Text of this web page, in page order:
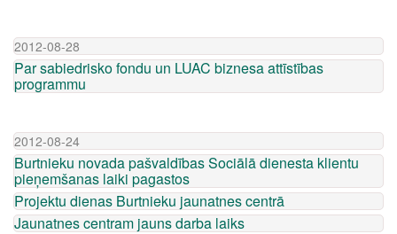
2012-08-28
Par sabiedrisko fondu un LUAC biznesa attīstības
programmu
2012-08-24
Burtnieku novada pašvaldības Sociālā dienesta klientu
pieņemšanas laiki pagastos
Projektu dienas Burtnieku jaunatnes centrā
Jaunatnes centram jauns darba laiks